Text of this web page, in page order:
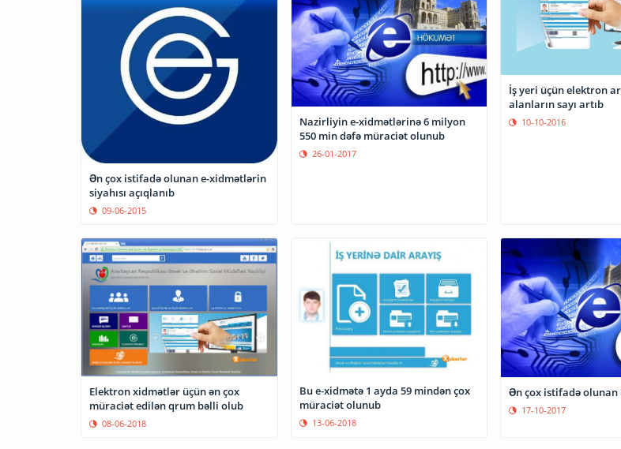
Ən çox istifadə olunan e-xidmətlərin
siyahısı açıqlanıb
09-06-2015
Nazirliyin e-xidmətlərinə 6 milyon
550 min dəfə müraciət olunub
26-01-2017
İş yeri üçün elektron
alanların sayı artıb
10-10-2016
Elektron xidmətlər üçün ən çox
müraciət edilən qrum bəlli olub
08-06-2018
Bu e-xidmətə 1 ayda 59 mindən çox
müraciət olunub
13-06-2018
Ən çox istifadə
17-10-2017